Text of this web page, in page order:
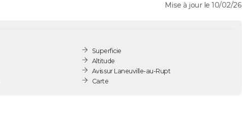
Mise à jour le 10/02/26
Superficie
Altitude
Avis sur Laneuville-au-Rupt
Carte